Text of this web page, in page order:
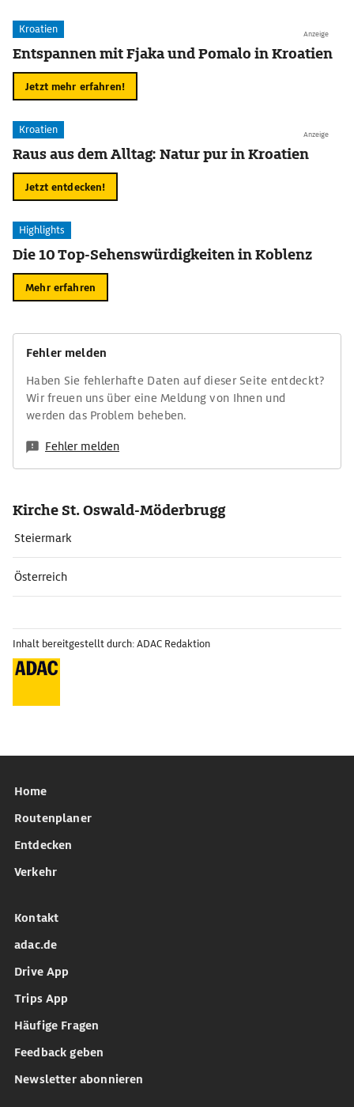
Anzeige
Kroatien
Entspannen mit Fjaka und Pomalo in Kroatien
Jetzt mehr erfahren!
Anzeige
Kroatien
Raus aus dem Alltag: Natur pur in Kroatien
Jetzt entdecken!
Highlights
Die 10 Top-Sehenswürdigkeiten in Koblenz
Mehr erfahren
Fehler melden
Haben Sie fehlerhafte Daten auf dieser Seite entdeckt?
Wir freuen uns über eine Meldung von Ihnen und
werden das Problem beheben.
Fehler melden
Kirche St. Oswald-Möderbrugg
Steiermark
Österreich
Inhalt bereitgestellt durch: ADAC Redaktion
Home
Routenplaner
Entdecken
Verkehr
Kontakt
adac.de
Drive App
Trips App
Häufige Fragen
Feedback geben
Newsletter abonnieren